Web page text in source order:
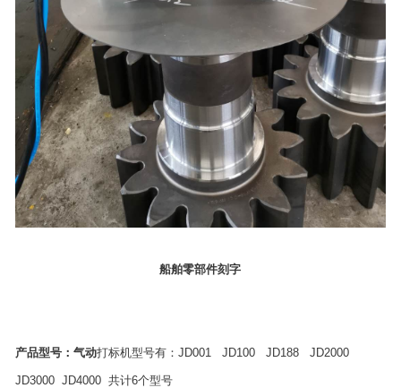
船舶零部件刻字
产品型号：气动打标机型号有：JD001 JD100 JD188 JD2000
JD3000 JD4000 共计6个型号